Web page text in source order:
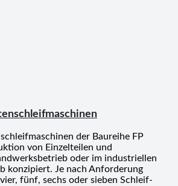
der Baureihe FP
von Einzelteilen und
oder im industriellen
konzipiert. Je nach Anforderung
fünf, sechs oder sieben Schleif-